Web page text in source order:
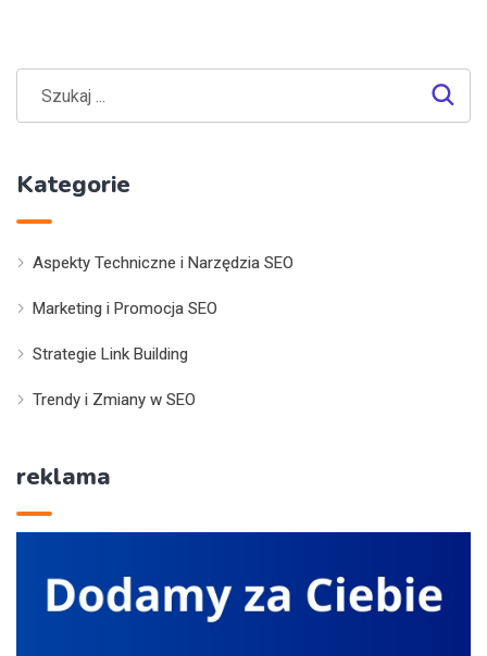
Kategorie
Aspekty Techniczne i Narzędzia SEO
Marketing i Promocja SEO
Strategie Link Building
Trendy i Zmiany w SEO
reklama